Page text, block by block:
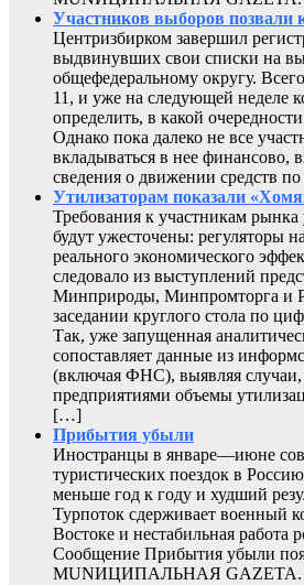
Участников выборов позвали
Центризбирком завершил
выдвинувших свои списки на
общефедеральному округу.
11, и уже на следующей неделе
определить, в какой
Однако пока далеко не все
вкладываться в нее финансово,
сведения о движении средств
Утилизаторам показали
Требования к участникам рынка
будут ужесточены: регуляторы
реального экономического
следовало из выступлений
Минприроды, Минпромторга и
заседании круглого стола по
Так, уже запущенная
сопоставляет данные из
(включая ФНС), выявляя случаи,
предприятиями объемы
[…]
Прибытия убыли
Иностранцы в январе—июне
туристических поездок в
меньше год к году и худший
Турпоток сдерживает военный
Востоке и нестабильная работа
Сообщение Прибытия убыли
MUNИЦИПАЛЬНАЯ GAZЕТА.